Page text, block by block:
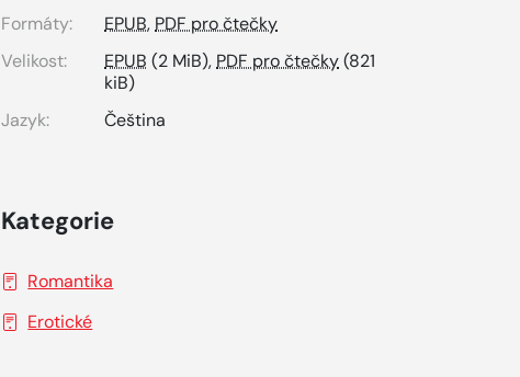
Formáty: EPUB, PDF pro čtečky
Velikost:
EPUB (2 MiB), PDF pro čtečky(821
kiB)
Jazyk:
Čeština
Kategorie
Romantika
Erotické